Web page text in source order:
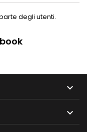
degli utenti.

